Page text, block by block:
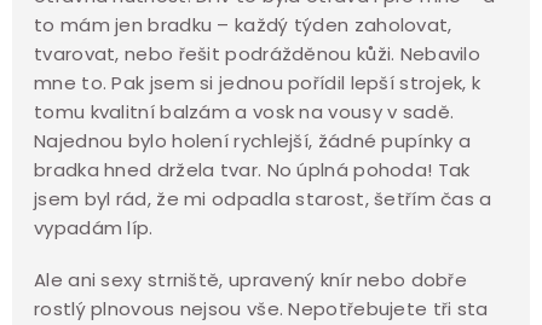
to mám jen bradku – každý týden zaholovat,
tvarovat, nebo řešit podrážděnou kůži. Nebavilo
mne to. Pak jsem si jednou pořídil lepší strojek, k
tomu kvalitní balzám a vosk na vousy v sadě.
Najednou bylo holení rychlejší, žádné pupínky a
bradka hned držela tvar. No úplná pohoda! Tak
jsem byl rád, že mi odpadla starost, šetřím čas a
vypadám líp.
Ale ani sexy strniště, upravený knír nebo dobře
rostlý plnovous nejsou vše. Nepotřebujete tři sta